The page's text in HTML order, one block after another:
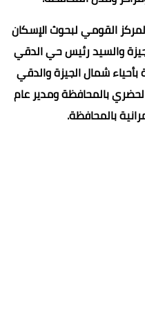
القومي لبحوث الإسكان
والسيد رئيس حي الدقي
بأحياء شمال الجيزة والدقي
بالمحافظة ومدير عام
بالمحافظة.